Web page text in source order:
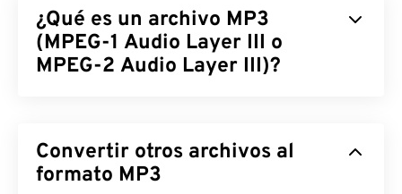
¿Qué es un archivo MP3
(MPEG-1 Audio Layer III o
MPEG-2 Audio Layer III)?
audio que se utiliza paracomprimir una secuencia
de sonidoen un archivo muy pequeño y permitir su
Convertir otros archivos al
formato MP3